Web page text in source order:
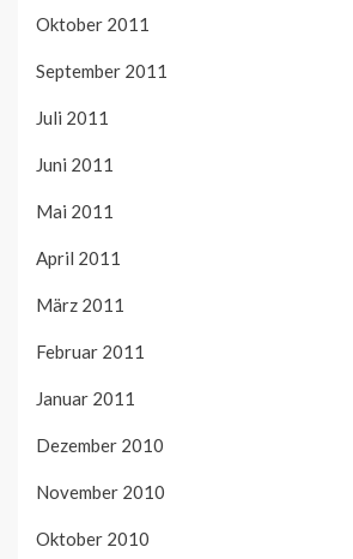
Oktober 2011
September 2011
Juli 2011
Juni 2011
Mai 2011
April 2011
März 2011
Februar 2011
Januar 2011
Dezember 2010
November 2010
Oktober 2010